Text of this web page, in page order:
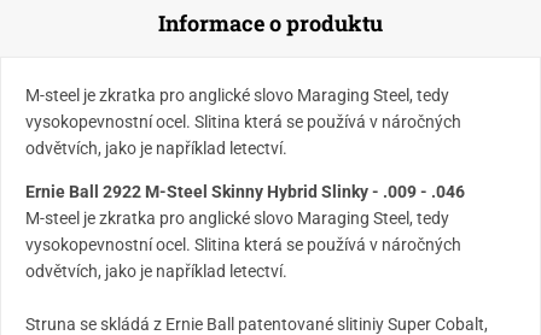
Informace o produktu
M-steel je zkratka pro anglické slovo Maraging Steel, tedy
vysokopevnostní ocel. Slitina která se používá v náročných
odvětvích, jako je například letectví.
Ernie Ball 2922 M-Steel Skinny Hybrid Slinky - .009 - .046
M-steel je zkratka pro anglické slovo Maraging Steel, tedy
vysokopevnostní ocel. Slitina která se používá v náročných
odvětvích, jako je například letectví.
Struna se skládá z Ernie Ball patentované slitiniy Super Cobalt,